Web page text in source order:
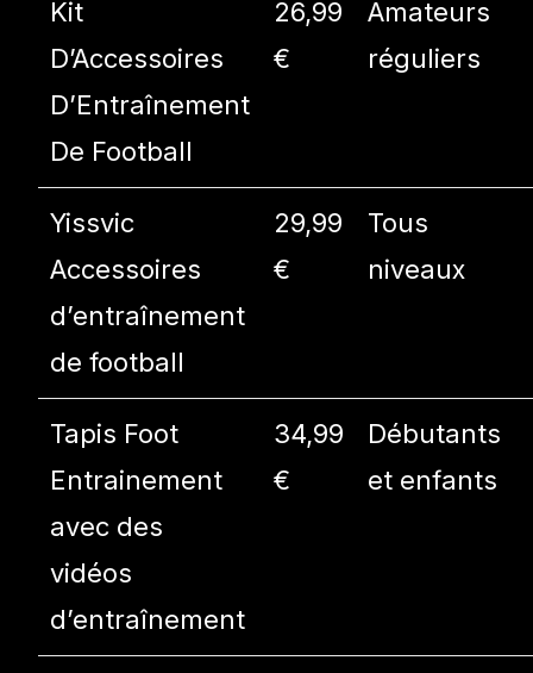
Kit
D’Accessoires
D’Entraînement
De Football
26,99
€
Amateurs
réguliers
Yissvic
Accessoires
d’entraînement
de football
29,99
€
Tous
niveaux
Tapis Foot
Entrainement
avec des
vidéos
d’entraînement
34,99
€
Débutants
et enfants